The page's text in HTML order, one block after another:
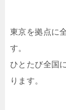
東京を拠点に
す。
ひとたび全国
ります。